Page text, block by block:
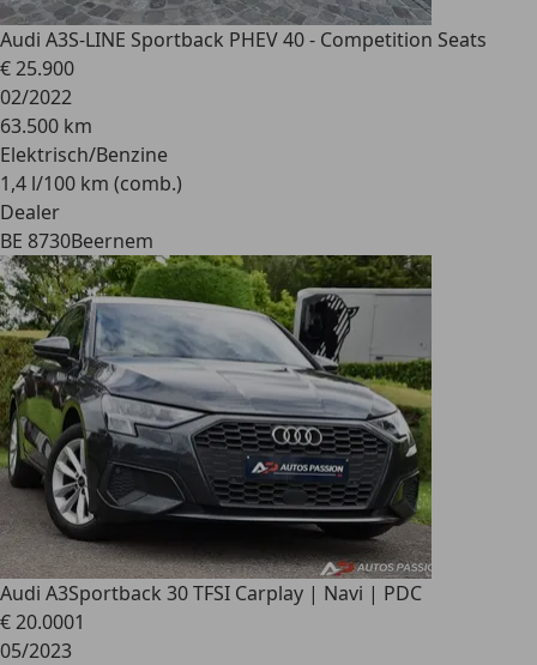
Audi A3S-LINE Sportback PHEV 40 - Competition Seats
€ 25.900
02/2022
63.500 km
Elektrisch/Benzine
1,4 l/100 km (comb.)
Dealer
BE 8730Beernem
Audi A3Sportback 30 TFSI Carplay | Navi | PDC
€ 20.0001
05/2023